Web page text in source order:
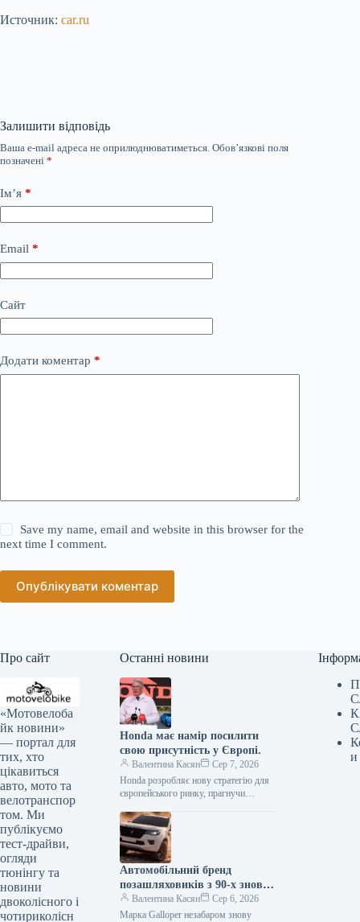
Источник: car.ru
Залишити відповідь
Ваша e-mail адреса не оприлюднюватиметься. Обов’язкові поля
позначені *
Ім’я *
Email *
Сайт
Додати коментар *
Save my name, email and website in this browser for the
next time I comment.
Опублікувати коментар
Про сайт
«Мотовелоба
йк новини»
— портал для
тих, хто
цікавиться
авто, мото та
велотранспор
том. Ми
публікуємо
тест-драйви,
огляди
тюнінгу та
новини
двоколісного і
чотириколісн
Останні новини
Honda має намір посилити
свою присутність у Європі.
Валентина Касян
Сер 7, 2026
Honda розробляє нову стратегію для
європейського ринку, прагнучи
спаду обсягів збуту. Протягом
десятиліття компанія відзначила
зменшення…
Автомобільний бренд
позашляховиків з 90-х знову
з’явиться на ринку.
Валентина Касян
Сер 6, 2026
Марка Galloper незабаром знову
и